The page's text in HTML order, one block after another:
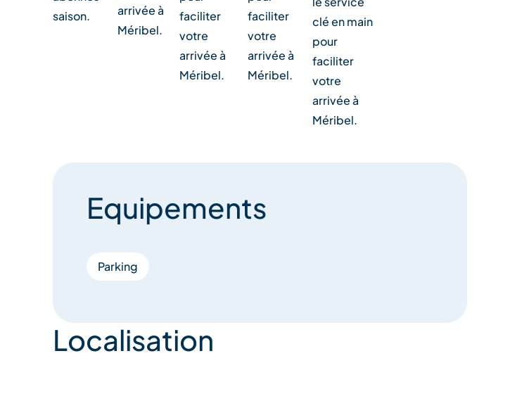
saison.
arrivée à
Méribel.
faciliter
votre
arrivée à
Méribel.
faciliter
votre
arrivée à
Méribel.
clé en main
pour
faciliter
votre
arrivée à
Méribel.
Equipements
Parking
Localisation